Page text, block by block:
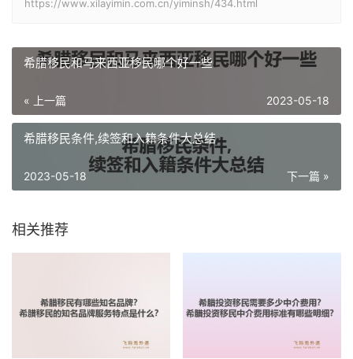
https://www.xilayimin.com.cn/yiminsh/434.html
希腊移民和马来西亚移民哪个好一些
« 上一篇 2023-05-18
希腊移民条件,续签和入籍条件大总结
下一篇 »
2023-05-18
相关推荐